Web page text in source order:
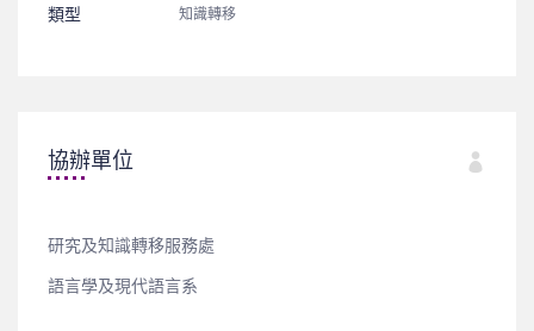
類型 知識轉移
協辦單位
研究及知識轉移服務處
語言學及現代語言系